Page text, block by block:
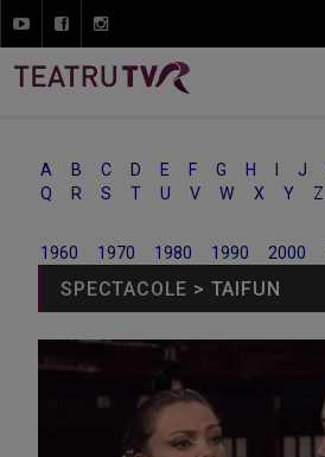
A B C D E F G H J
Q
R S T U V W X Y Z
1960 1970 1980 1990 2000
SPECTACOLE > TAIFUN